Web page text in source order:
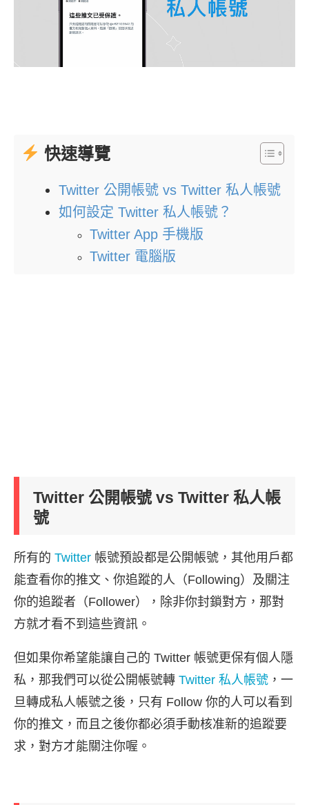
快速導覽
Twitter 公開帳號 vs Twitter 私人帳號
如何設定 Twitter 私人帳號？
Twitter App 手機版
Twitter 電腦版
Twitter 公開帳號 vs Twitter 私人帳
號
所有的 Twitter 帳號預設都是公開帳號，其他用戶都
能查看你的推文、你追蹤的人（Following）及關注
你的追蹤者（Follower），除非你封鎖對方，那對
方就才看不到這些資訊。
但如果你希望能讓自己的 Twitter 帳號更保有個人隱
私，那我們可以從公開帳號轉 Twitter 私人帳號 ，一
旦轉成私人帳號之後，只有 Follow 你的人可以看到
你的推文，而且之後你都必須手動核准新的追蹤要
求，對方才能關注你喔。